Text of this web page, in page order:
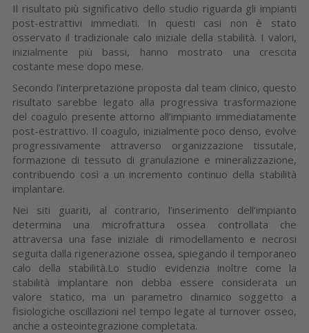
Il risultato più significativo dello studio riguarda gli impianti
post-estrattivi immediati. In questi casi non è stato
osservato il tradizionale calo iniziale della stabilità. I valori,
inizialmente più bassi, hanno mostrato una crescita
costante mese dopo mese.
Secondo l’interpretazione proposta dal team clinico, questo
risultato sarebbe legato alla progressiva trasformazione
del coagulo presente attorno all’impianto immediatamente
post-estrattivo. Il coagulo, inizialmente poco denso, evolve
progressivamente attraverso organizzazione tissutale,
formazione di tessuto di granulazione e mineralizzazione,
contribuendo così a un incremento continuo della stabilità
implantare.
Nei siti guariti, al contrario, l’inserimento dell’impianto
determina una microfrattura ossea controllata che
attraversa una fase iniziale di rimodellamento e necrosi
seguita dalla rigenerazione ossea, spiegando il temporaneo
calo della stabilità.Lo studio evidenzia inoltre come la
stabilità implantare non debba essere considerata un
valore statico, ma un parametro dinamico soggetto a
fisiologiche oscillazioni nel tempo legate al turnover osseo,
anche a osteointegrazione completata.